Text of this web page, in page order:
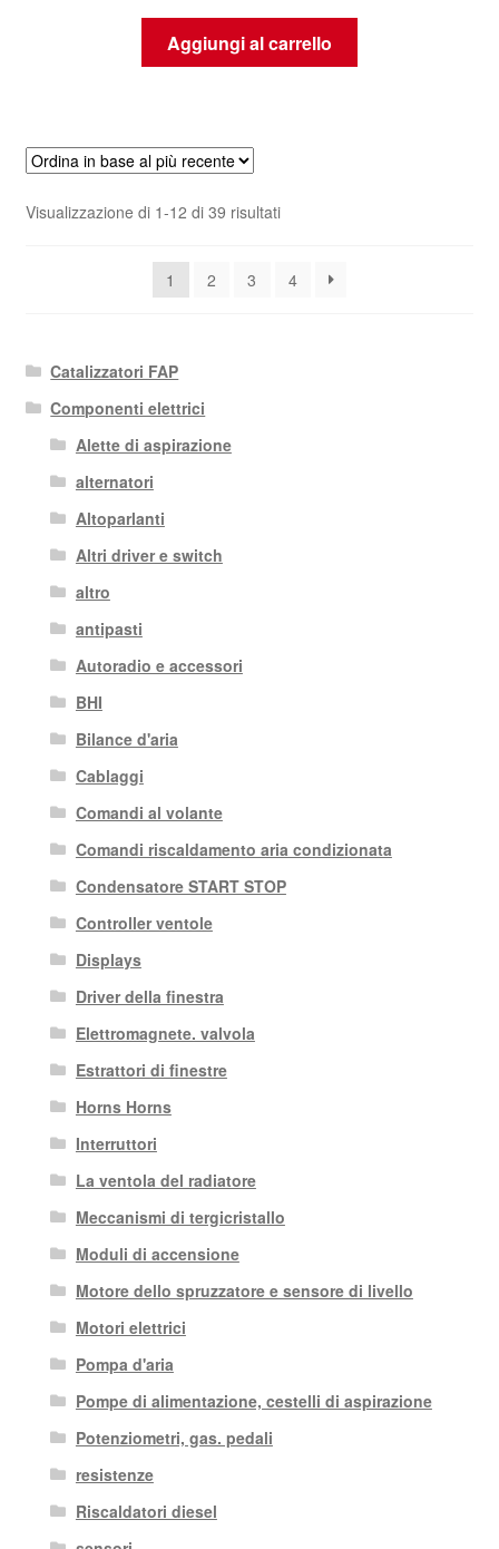
Aggiungi al carrello
Visualizzazione di 1-12 di 39 risultatiOrdina
al
1 2 3 4
Catalizzatori FAP
Componenti elettrici
Alette di aspirazione
alternatori
Altoparlanti
Altri driver e switch
altro
antipasti
Autoradio e accessori
BHI
Bilance d'aria
Cablaggi
Comandi al volante
Comandi riscaldamento aria condizionata
Condensatore START STOP
Controller ventole
Displays
Driver della finestra
Elettromagnete. valvola
Estrattori di finestre
Horns Horns
Interruttori
La ventola del radiatore
Meccanismi di tergicristallo
Moduli di accensione
Motore dello spruzzatore e sensore di livello
Motori elettrici
Pompa d'aria
Pompe di alimentazione, cestelli di aspirazione
Potenziometri, gas. pedali
resistenze
Riscaldatori diesel